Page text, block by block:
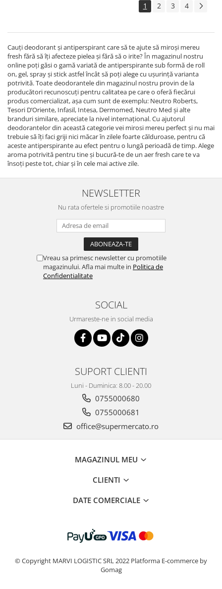
1 2 3 4
Cauți deodorant și antiperspirant care să te ajute să miroși mereu
fresh fără să îți afecteze pielea și fără să o irite? În magazinul nostru
online poți găsi o gamă variată de antiperspirante sub formă de roll
on, gel, spray și stick astfel încât să poți alege cu ușurință varianta
potrivită. Toate deodorantele din magazinul nostru provin de la
producători recunoscuți pentru calitatea pe care o oferă fiecărui
produs comercializat, așa cum sunt de exemplu: Neutro Roberts,
Tesori D’Oriente, Infasil, Intesa, Dermomed, Neutro Med și alte
branduri similare, apreciate la nivel internațional. Cu ajutorul
deodorantelor din această categorie vei mirosi mereu perfect și nu mai
trebuie să îți faci griji nici măcar în zilele foarte călduroase, pentru că
aceste antiperspirante au efect pentru o lungă perioadă de timp. Alege
aroma potrivită pentru tine și bucură-te de un aer fresh care te va
însoți peste tot, chiar și în cele mai active zile.
NEWSLETTER
Nu rata ofertele si promotiile noastre
Vreau sa primesc newsletter cu promotiile
magazinului. Afla mai multe in Politica de
Confidentialitate
SOCIAL
Urmareste-ne in social media
SUPORT CLIENTI
Luni - Duminica: 8.00 - 20.00
0755000680
0755000681
office@supermercato.ro
MAGAZINUL MEU
CLIENTI
DATE COMERCIALE
© Copyright MARVI LOGISTIC SRL 2022 Platforma E-commerce by
Gomag